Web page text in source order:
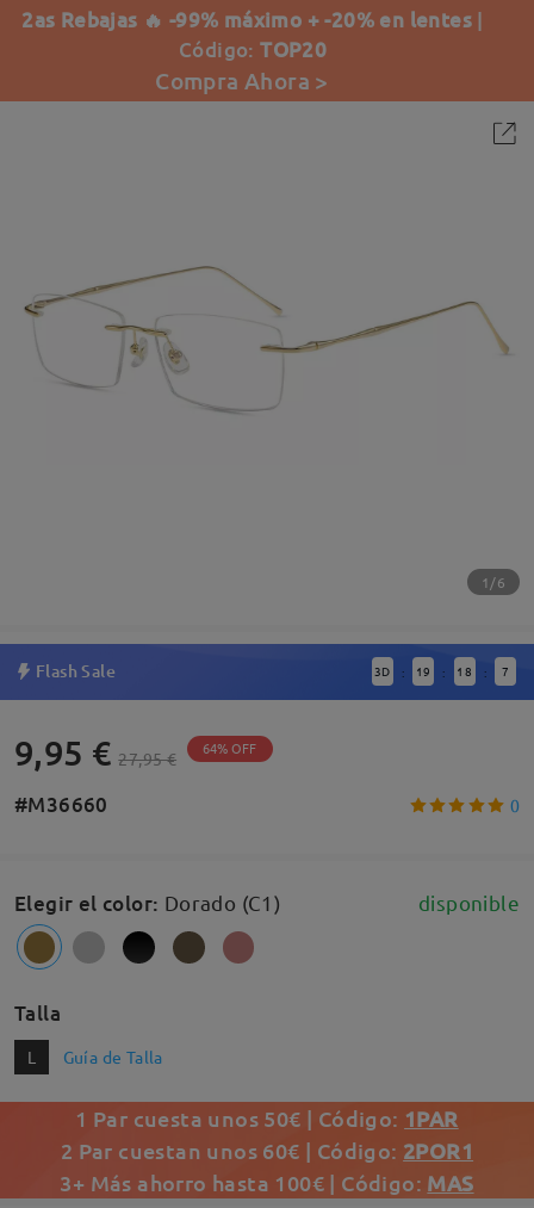
2as Rebajas 🔥 -99% máximo + -20% en lentes |
Código:TOP20
Compra Ahora >
1/6
Flash Sale 3D : 19 : 18 : 6
9,95 € 27,95 € 64% OFF
#M36660 0
Elegir el color: Dorado (C1) disponible
Talla
L Guía de Talla
1 Par cuesta unos 50€ | Código: 1PAR
2 Par cuestan unos 60€ | Código: 2POR1
3+ Más ahorro hasta 100€ | Código: MAS